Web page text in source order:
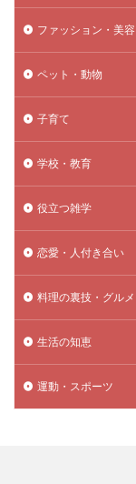
ファッション・美容
ペット・動物
子育て
学校・教育
役立つ雑学
恋愛・人付き合い
料理の裏技・グルメ
生活の知恵
運動・スポーツ